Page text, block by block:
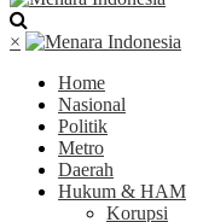
×
Home
Nasional
Politik
Metro
Daerah
Hukum & HAM
Korupsi